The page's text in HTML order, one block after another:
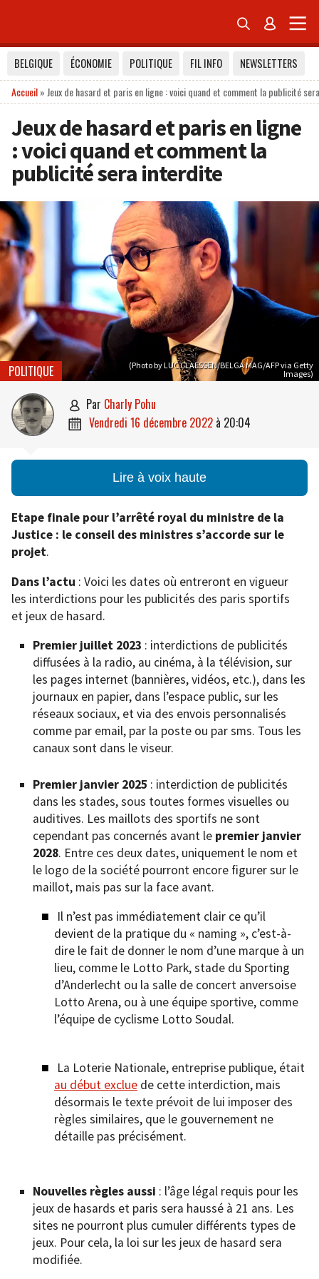
 
BELGIQUE ÉCONOMIE POLITIQUE FIL INFO
NEWSLETTERS
Accueil» Jeux de hasard et paris en ligne : voici quand et comment la publicité
Jeux de hasard et paris en ligne
: voici quand et comment la
publicité sera interdite
(Photo by LUC CLAESSEN/BELGA MAG/AFP via Getty
Images)
POLITIQUE
 par Charly Pohu
 vendredi 16 décembre 2022 à 20:04
Lire à voix haute
Etape finale pour l’arrêté royal du ministre de la
Justice : le conseil des ministres s’accorde sur le
projet.
Dans l’actu : Voici les dates où entreront en vigueur
les interdictions pour les publicités des paris sportifs
et jeux de hasard.
Premier juillet 2023 : interdictions de publicités
diffusées à la radio, au cinéma, à la télévision, sur
les pages internet (bannières, vidéos, etc.), dans les
journaux en papier, dans l’espace public, sur les
réseaux sociaux, et via des envois personnalisés
comme par email, par la poste ou par sms. Tous les
canaux sont dans le viseur.
Premier janvier 2025 : interdiction de publicités
dans les stades, sous toutes formes visuelles ou
auditives. Les maillots des sportifs ne sont
cependant pas concernés avant le premier janvier
2028. Entre ces deux dates, uniquement le nom et
le logo de la société pourront encore figurer sur le
maillot, mais pas sur la face avant.
Il n’est pas immédiatement clair ce qu’il
devient de la pratique du « naming », c’est-à-
dire le fait de donner le nom d’une marque à un
lieu, comme le Lotto Park, stade du Sporting
d’Anderlecht ou la salle de concert anversoise
Lotto Arena, ou à une équipe sportive, comme
l’équipe de cyclisme Lotto Soudal.
La Loterie Nationale, entreprise publique, était
au début exclue de cette interdiction, mais
désormais le texte prévoit de lui imposer des
règles similaires, que le gouvernement ne
détaille pas précisément.
Nouvelles règles aussi : l’âge légal requis pour les
jeux de hasards et paris sera haussé à 21 ans. Les
sites ne pourront plus cumuler différents types de
jeux. Pour cela, la loi sur les jeux de hasard sera
modifiée.